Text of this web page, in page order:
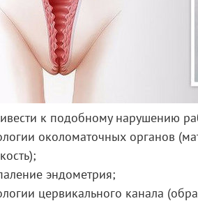
к подобному нарушению
околоматочных органов
эндометрия;
цервикального канала